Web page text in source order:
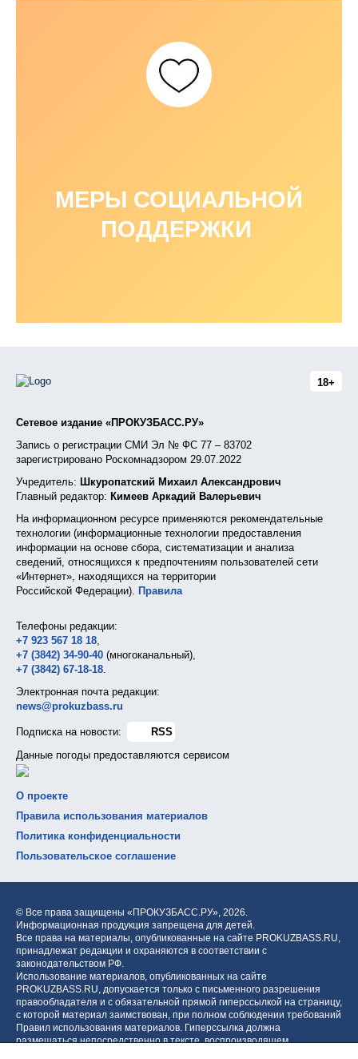
МЕРЫ СОЦИАЛЬНОЙ
ПОДДЕРЖКИ
18+
Сетевое издание «ПРОКУЗБАСС.РУ»
Запись о регистрации СМИ Эл № ФС 77 – 83702
зарегистрировано Роскомнадзором 29.07.2022
Учредитель: Шкуропатский Михаил Александрович
Главный редактор: Кимеев Аркадий Валерьевич
На информационном ресурсе применяются рекомендательные
технологии (информационные технологии предоставления
информации на основе сбора, систематизации и анализа
сведений, относящихся к предпочтениям пользователей сети
«Интернет», находящихся на территории
Российской Федерации). Правила
Телефоны редакции:
+7 923 567 18 18,
+7 (3842) 34-90-40 (многоканальный),
+7 (3842) 67-18-18.
Электронная почта редакции:
news@prokuzbass.ru
Подписка на новости:
RSS
Данные погоды предоставляются сервисом
О проекте
Правила использования материалов
Политика конфиденциальности
Пользовательское соглашение
© Все права защищены «ПРОКУЗБАСС.РУ», 2026.
Информационная продукция запрещена для детей.
Все права на материалы, опубликованные на сайте PROKUZBASS.RU,
принадлежат редакции и охраняются в соответствии с
законодательством РФ.
Использование материалов, опубликованных на сайте
PROKUZBASS.RU, допускается только с письменного разрешения
правообладателя и с обязательной прямой гиперссылкой на страницу,
с которой материал заимствован, при полном соблюдении требований
Правил использования материалов. Гиперссылка должна
размещаться непосредственно в тексте, воспроизводящем